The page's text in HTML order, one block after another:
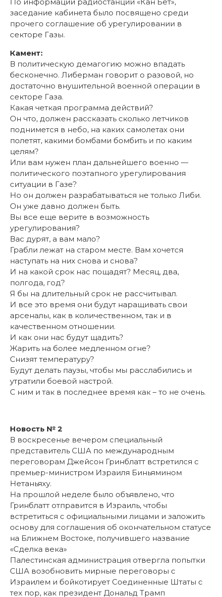
заседание кабинета было посвящено среди
прочего соглашение об урегулировании в
секторе Газы.
Камент:
В политическую демагогию можно впадать
бесконечно. Либерман говорит о разовой, но
достаточно внушительной военной операции в
секторе Газа.
Какая четкая программа действий?
Он что, должен рассказать сколько летчиков
поднимется в небо, на каких самолетах они
полетят, какими бомбами бомбить и по каким
целям?
Или вам нужен план дальнейшего военно —
политического поэтапного урегулирования
ситуации в Газе?
Но он должен разрабатываться не только Либи.
Он уже давно должен быть.
Вы все еще верите в возможность
урегулирования?
Вас дурят, а вам мало?
Грабли лежат на старом месте. Вам хочется
наступать на них снова и снова?
И на какой срок нас пощадят? Месяц, два,
полгода, год?
Я бы на длительный срок не рассчитывал.
И все это время они будут наращивать свои
арсеналы, как в количественном, так и в
качественном отношении.
И как они нас будут щадить?
Жарить на более медленном огне?
Снизят температуру?
Будут делать паузы, чтобы мы расслабились и
утратили боевой настрой.
С ним и так в последнее время как – то не очень.
Новость № 2
В воскресенье вечером специальный
представитель США по международным
переговорам Джейсон Гринблатт встретился с
премьер-министром Израиля Биньямином
Нетаньяху.
На прошлой неделе было объявлено, что
Гринблатт отправится в Израиль, чтобы
встретиться с официальными лицами и заложить
основу для соглашения об окончательном статусе
на Ближнем Востоке, получившего название
«Сделка века»
Палестинская администрация отвергла попытки
США возобновить мирные переговоры с
Израилем и бойкотирует Соединенные Штаты с
тех пор, как президент Дональд Трамп